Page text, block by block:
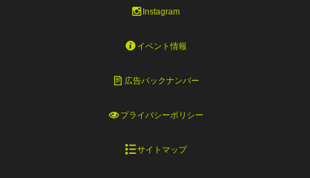
Instagram
イベント情報
広告バックナンバー
プライバシーポリシー
サイトマップ